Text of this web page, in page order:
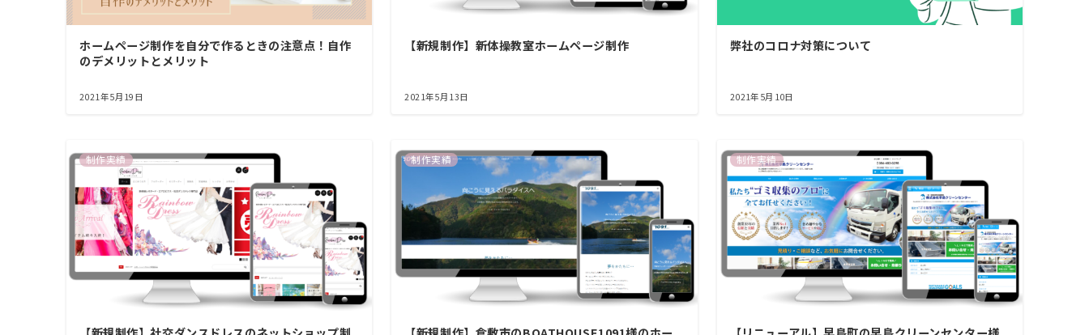
ホームページ制作を自分で作るときの注意点！自作
のデメリットとメリット
2021年5月19日
【新規制作】新体操教室ホームページ制作
2021年5月13日
弊社のコロナ対策について
2021年5月10日
制作実績 制作実績 制作実績